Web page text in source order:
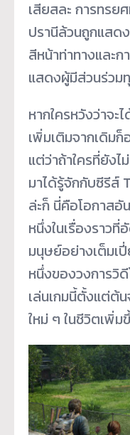
เสียสละ การทรย
ปรานีล้วนถูกแสด
สีหน้าท่าทางและ
แสดงผู้มีส่วนร่วม
หากใครหวังว่าจะ
เพิ่มเติมจากเดิม
แต่ว่าถ้าใครที่ยังไ
มาได้รู้จักกับซีรีส์
ล่ะก็ นี่คือโอกาส
หนึ่งในเรื่องราวที่
มนุษย์อย่างเต็มเ
หนึ่งของวงการวิ
เล่นเกมนี้ตั้งแต่ต้
ใหม่ ๆ ในชีวิตเพิ่ม